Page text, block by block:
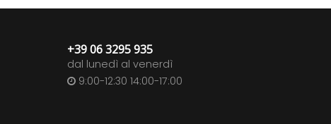
+39 06 3295 935
dal lunedì al venerdì
9:00-12:30 14:00-17:00